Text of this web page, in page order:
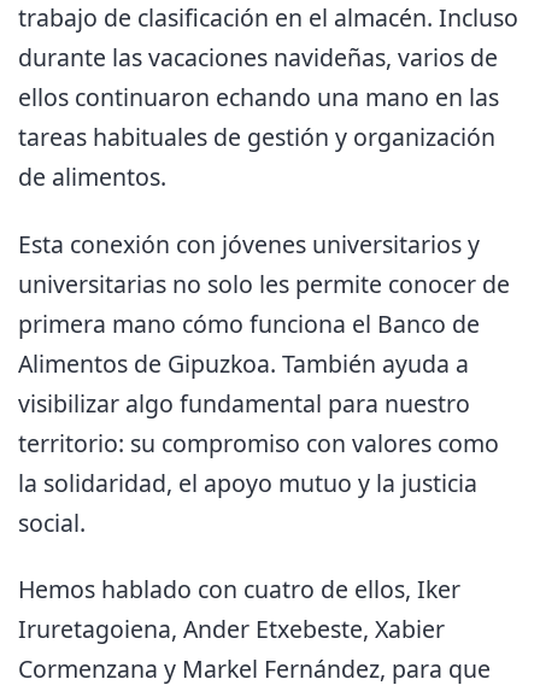
trabajo de clasificación en el almacén. Incluso
durante las vacaciones navideñas, varios de
ellos continuaron echando una mano en las
tareas habituales de gestión y organización
de alimentos.
Esta conexión con jóvenes universitarios y
universitarias no solo les permite conocer de
primera mano cómo funciona el Banco de
Alimentos de Gipuzkoa. También ayuda a
visibilizar algo fundamental para nuestro
territorio: su compromiso con valores como
la solidaridad, el apoyo mutuo y la justicia
social.
Hemos hablado con cuatro de ellos, Iker
Iruretagoiena, Ander Etxebeste, Xabier
Cormenzana y Markel Fernández, para que